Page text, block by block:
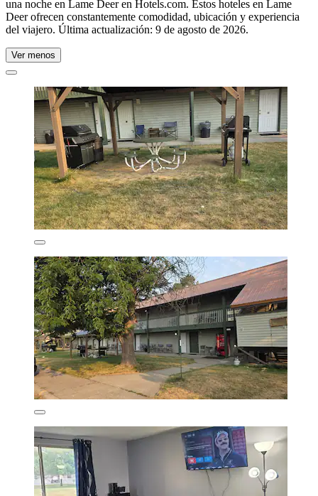
una noche en Lame Deer en Hotels.com. Estos hoteles en Lame
Deer ofrecen constantemente comodidad, ubicación y experiencia
del viajero. Última actualización: 9 de agosto de 2026.
Ver menos